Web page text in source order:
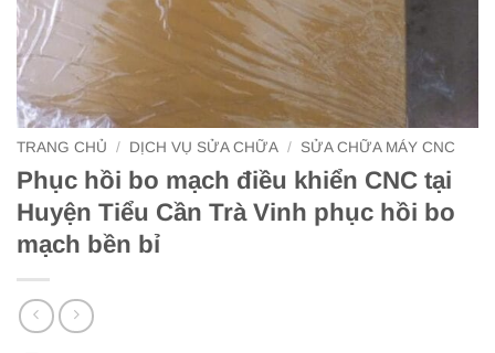
TRANG CHỦ / DỊCH VỤ SỬA CHỮA / SỬA CHỮA MÁY CNC
Phục hồi bo mạch điều khiển CNC tại
Huyện Tiểu Cần Trà Vinh phục hồi bo
mạch bền bỉ